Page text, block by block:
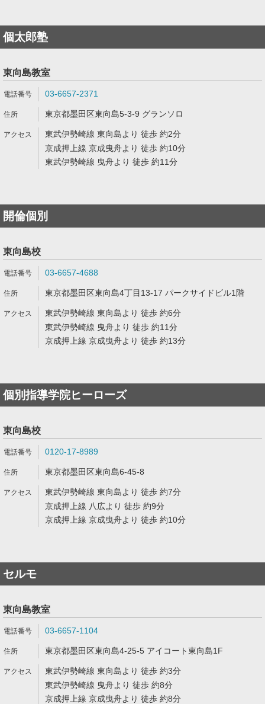
個太郎塾
東向島教室
03-6657-2371
東京都墨田区東向島5-3-9 グランソロ
東武伊勢崎線 東向島より 徒歩 約2分
京成押上線 京成曳舟より 徒歩 約10分
東武伊勢崎線 曳舟より 徒歩 約11分
開倫個別
東向島校
03-6657-4688
東京都墨田区東向島4丁目13-17 パークサイドビル1階
東武伊勢崎線 東向島より 徒歩 約6分
東武伊勢崎線 曳舟より 徒歩 約11分
京成押上線 京成曳舟より 徒歩 約13分
個別指導学院ヒーローズ
東向島校
0120-17-8989
東京都墨田区東向島6-45-8
東武伊勢崎線 東向島より 徒歩 約7分
京成押上線 八広より 徒歩 約9分
京成押上線 京成曳舟より 徒歩 約10分
セルモ
東向島教室
03-6657-1104
東京都墨田区東向島4-25-5 アイコート東向島1F
東武伊勢崎線 東向島より 徒歩 約3分
東武伊勢崎線 曳舟より 徒歩 約8分
京成押上線 京成曳舟より 徒歩 約8分